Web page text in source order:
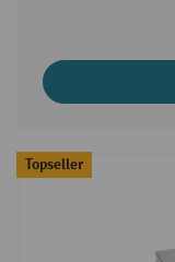
Topseller